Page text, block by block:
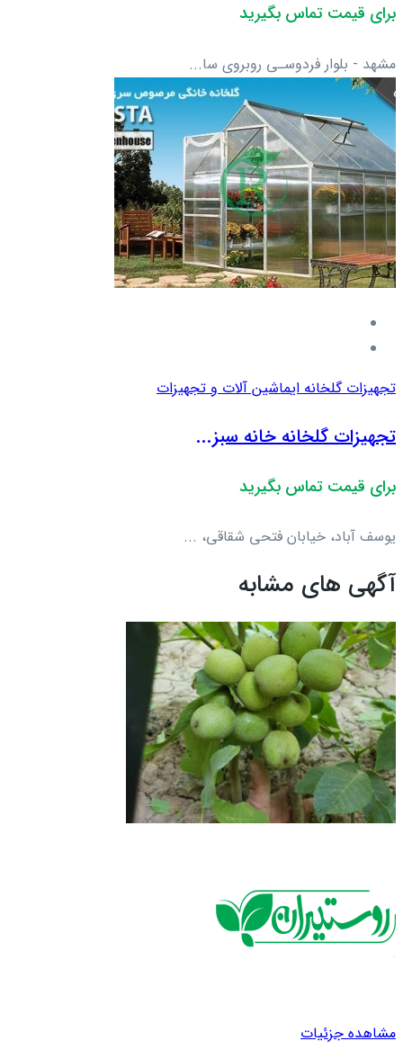
برای قیمت تماس بگیرید
مشهد - بلوار فردوسـی روبروی سا...
تجهیزات گلخانه ایماشین آلات و تجهیزات
تجهیزات گلخانه خانه سبز...
برای قیمت تماس بگیرید
یوسف آباد، خیابان فتحی شقاقی، ...
آگهی های مشابه
مشاهده جزئیات